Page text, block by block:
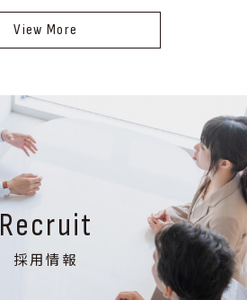
View More
Recruit
採用情報